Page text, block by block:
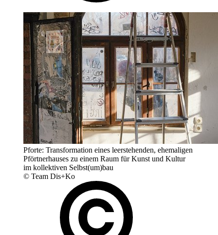
Pforte: Transformation eines leerstehenden, ehemaligen
Pförtnerhauses zu einem Raum für Kunst und Kultur
im kollektiven Selbst(um)bau
© Team Dis+Ko